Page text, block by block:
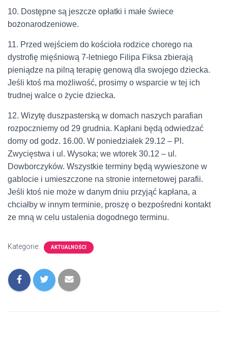
10. Dostępne są jeszcze opłatki i małe świece
bożonarodzeniowe.
11. Przed wejściem do kościoła rodzice chorego na
dystrofię mięśniową 7-letniego Filipa Fiksa zbierają
pieniądze na pilną terapię genową dla swojego dziecka.
Jeśli ktoś ma możliwość, prosimy o wsparcie w tej ich
trudnej walce o życie dziecka.
12. Wizytę duszpasterską w domach naszych parafian
rozpoczniemy od 29 grudnia. Kapłani będą odwiedzać
domy od godz. 16.00. W poniedziałek 29.12 – Pl.
Zwycięstwa i ul. Wysoka; we wtorek 30.12 – ul.
Dowborczyków. Wszystkie terminy będą wywieszone w
gablocie i umieszczone na stronie internetowej parafii.
Jeśli ktoś nie może w danym dniu przyjąć kapłana, a
chciałby w innym terminie, proszę o bezpośredni kontakt
ze mną w celu ustalenia dogodnego terminu.
Kategorie: AKTUALNOŚCI